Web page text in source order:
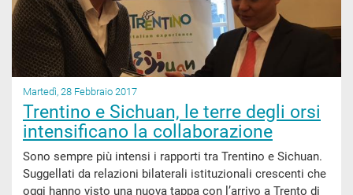
Martedì, 28 Febbraio 2017
Trentino e Sichuan, le terre degli orsi
intensificano la collaborazione
Sono sempre più intensi i rapporti tra Trentino e Sichuan.
Suggellati da relazioni bilaterali istituzionali crescenti che
oggi hanno visto una nuova tappa con l’arrivo a Trento di